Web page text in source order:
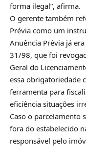
forma ilegal”, afirma.
O gerente também
Prévia como um
Anuência Prévia já
31/98, que foi
Geral do
essa obrigatoriedade
ferramenta para
eficiência situações
Caso o parcelamento
fora do estabelecido
responsável pelo